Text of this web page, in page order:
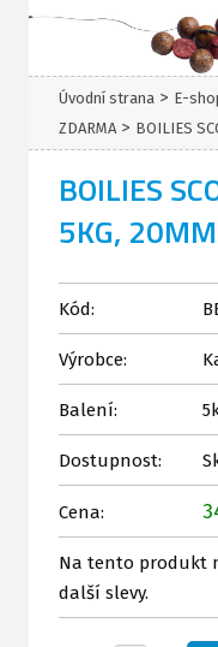
Úvodní strana > E-
ZDARMA > BOILIES
BOILIES
5KG, 20MM
Kód:
Výrobce:
Balení:
Dostupnost:
Cena:
Na tento produkt
další slevy.